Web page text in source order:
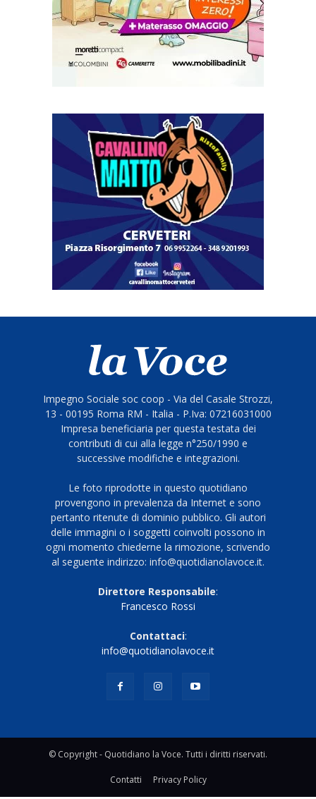
Impegno Sociale soc coop - Via del Casale Strozzi,
13 - 00195 Roma RM - Italia - P.Iva: 07216031000
Impresa beneficiaria per questa testata dei
contributi di cui alla legge n°250/1990 e
successive modifiche e integrazioni.
Le foto riprodotte in questo quotidiano
provengono in prevalenza da Internet e sono
pertanto ritenute di dominio pubblico. Gli autori
delle immagini o i soggetti coinvolti possono in
ogni momento chiederne la rimozione, scrivendo
al seguente indirizzo: info@quotidianolavoce.it.
Direttore Responsabile:
Francesco Rossi
Contattaci:
info@quotidianolavoce.it
© Copyright - Quotidiano la Voce. Tutti i diritti riservati.
Contatti Privacy Policy